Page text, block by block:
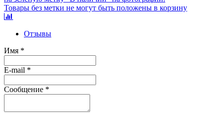
Товары без метки не могут быть положены в корзину
Отзывы
Имя *
E-mail *
Сообщение *